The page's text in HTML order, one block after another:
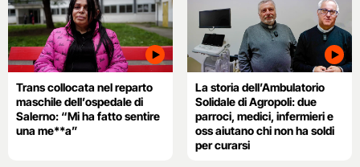
Trans collocata nel reparto
maschile dell’ospedale di
Salerno: “Mi ha fatto sentire
una me**a”
La storia dell’Ambulatorio
Solidale di Agropoli: due
parroci, medici, infermieri e
oss aiutano chi non ha soldi
per curarsi